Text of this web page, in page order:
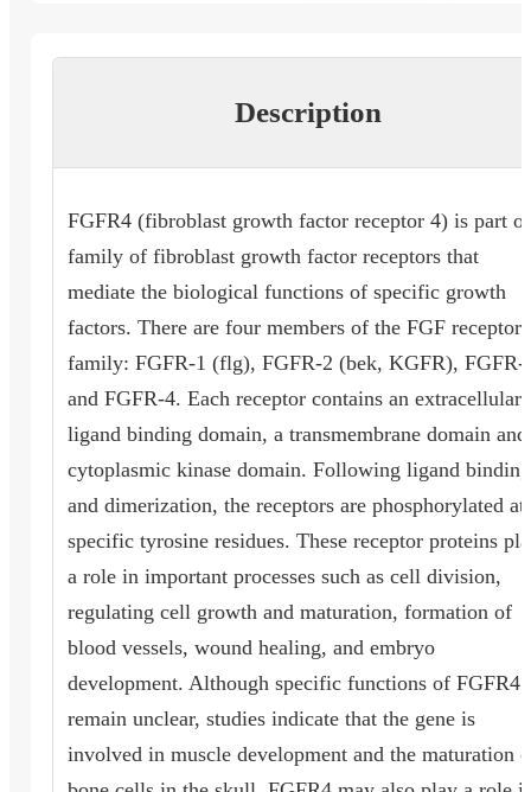
Description
FGFR4 (fibroblast growth factor receptor 4) is part
family of fibroblast growth factor receptors that
mediate the biological functions of specific growth
factors. There are four members of the FGF receptor
family: FGFR-1 (flg), FGFR-2 (bek, KGFR), FGFR-
and FGFR-4. Each receptor contains an extracellular
ligand binding domain, a transmembrane domain and
cytoplasmic kinase domain. Following ligand binding
and dimerization, the receptors are phosphorylated at
specific tyrosine residues. These receptor proteins
a role in important processes such as cell division,
regulating cell growth and maturation, formation of
blood vessels, wound healing, and embryo
development. Although specific functions of FGFR4
remain unclear, studies indicate that the gene is
involved in muscle development and the maturation